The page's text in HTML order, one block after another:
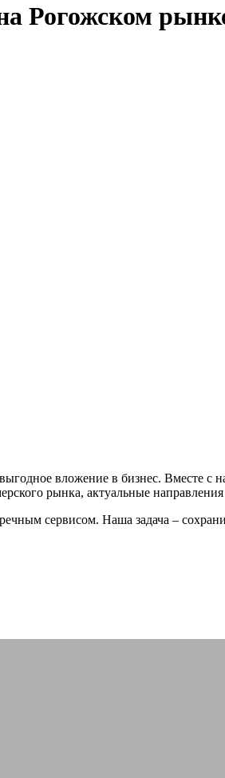
Рогожском
вложение в бизнес. Вместе
рынка, актуальные
сервисом. Наша задача –